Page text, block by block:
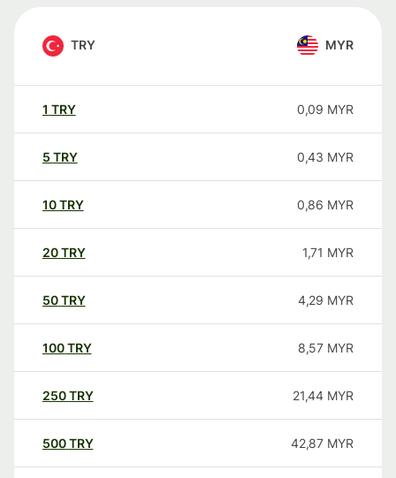
TRY MYR
1 TRY 0,09 MYR
5 TRY 0,43 MYR
10TRY 0,86 MYR
20TRY 1,71 MYR
50TRY 4,29 MYR
100TRY 8,57 MYR
250TRY 21,44 MYR
500TRY 42,87 MYR